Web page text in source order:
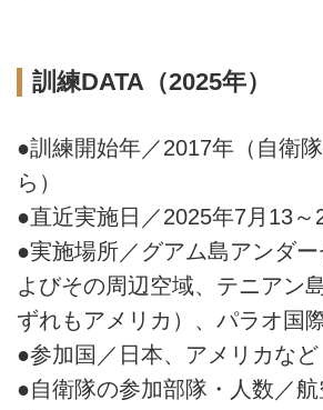
訓練DATA（2025年）
●訓練開始年／2017年（自衛
ら）
●直近実施日／2025年7月13
●実施場所／グアム島アンダ
よびその周辺空域、テニアン
ずれもアメリカ）、パラオ国
●参加国／日本、アメリカな
●自衛隊の参加部隊・人数／